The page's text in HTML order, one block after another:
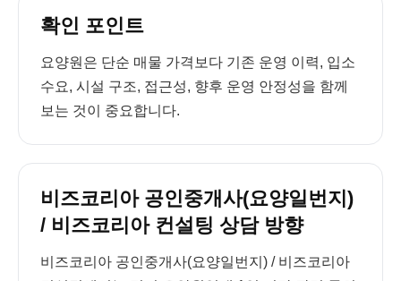
확인 포인트
요양원은 단순 매물 가격보다 기존 운영 이력, 입소
수요, 시설 구조, 접근성, 향후 운영 안정성을 함께
보는 것이 중요합니다.
비즈코리아 공인중개사(요양일번지)
/ 비즈코리아 컨설팅 상담 방향
비즈코리아 공인중개사(요양일번지) / 비즈코리아